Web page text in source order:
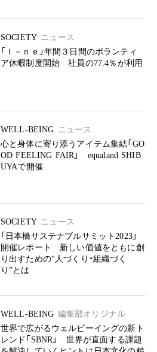
SOCIETY ニュース
「Ｉ－ｎｅ」年間３日間のボランティ
ア休暇制度開始 社員の77.4％が利用
WELL-BEING ニュース
心と身体に寄り添うアイテム集結「GO
OD FEELING FAIR」 equaland SHIB
UYAで開催
SOCIETY ニュース
「日本橋サステナブルサミット2023」
開催レポート 新しい価値をともに創
り出すための“人づくり・組織づく
り”とは
WELL-BEING 編集部オリジナル
世界で広がるウェルビーイングの新ト
レンド「SBNR」 世界が直面する課題